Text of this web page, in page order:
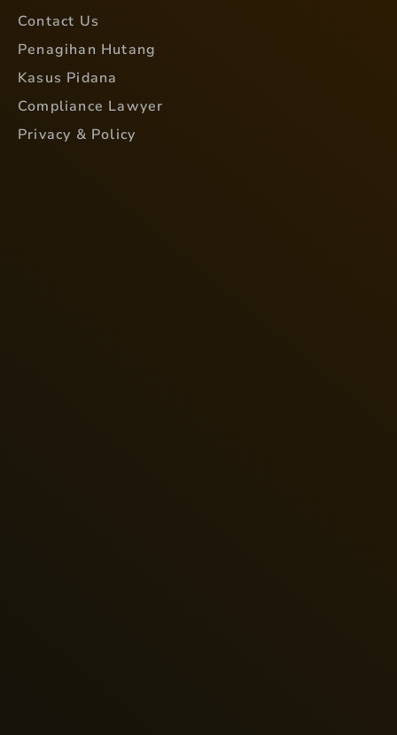
Contact Us
Penagihan Hutang
Kasus Pidana
Compliance Lawyer
Privacy & Policy